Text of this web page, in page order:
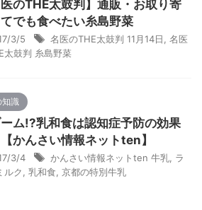
医のTHE太鼓判】通販・お取り寄
でも食べたい糸島野菜
3/5 名医のTHE太鼓判 11月14日
名医
太鼓判 糸島野菜
知識
ム!?乳和食は認知症予防の効果
かんさい情報ネットten】
3/4 かんさい情報ネットten 牛乳 ラ
ルク
乳和食 京都の特別牛乳